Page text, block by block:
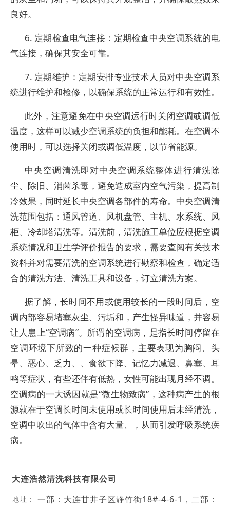
良好。
6. 定期检查电气连接：定期检查中央空调系统的电
气连接，确保其安全可靠。
7. 定期维护：定期安排专业技术人员对中央空调系
统进行维护和检修，以确保系统的正常运行和有效性。
此外，注意避免在中央空调运行时关闭空调或调低
温度，这样可以减少空调系统的负担和能耗。在空调不
使用时，可以选择关闭或调低温度，以节省能源。
中央空调清洗即对中央空调系统整体进行清洗除
尘、除旧、消菌杀毒，避免造成室内空气污染，提高制
冷效果，同时延长中央空调各部件的寿命。中央空调清
洗范围包括：通风管道、风机盘管、主机、水系统、风
柜、冷却塔清洗等。清洗前，清洗施工单位应根据空调
系统情况和卫生学评价报告的要求，需要查阅有关技术
资料并对需要清洗的空调系统进行勘察和检查，确定适
合的清洗方法、清洗工具和设备，订立清洗方案。
据了解，长时间不用或使用较长的一段时间后，空
调内部容易堵塞灰尘、污垢和，产生怪异味道，并容易
让人患上“空调病”。所谓的空调病，是指长时间停留在
空调环境下所致的一种症候群，主要表现为胸闷、头
晕、恶心、乏力、、食欲下降、记忆力减退、鼻塞、耳
鸣等症状，有些还伴有低热，女性可能出现月经不调。
空调病的一大诱因就是“微生物致病”，这种病产生的根
源就在于空调长时间未使用或长时间使用后未经清洗，
空调中吹出的气体中含有大量、，从而引发呼吸系统疾
病。
大连浩然清洗科技有限公司
地址： 一部：大连甘井子区静竹街18#-4-6-1，二部：